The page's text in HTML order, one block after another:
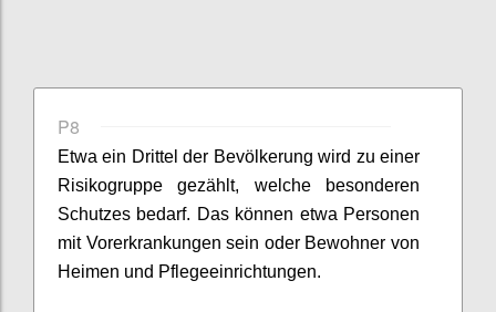
P8
Etwa ein Drittel der Bevölkerung wird zu einer
Risikogruppe gezählt, welche besonderen
Schutzes bedarf. Das können etwa Personen
mit Vorerkrankungen sein oder Bewohner von
Heimen und Pflegeeinrichtungen.